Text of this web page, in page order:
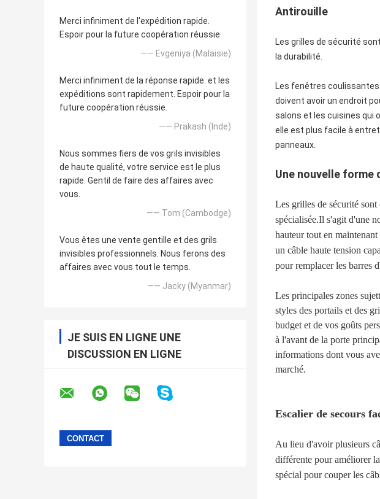
Merci infiniment de l'expédition rapide.
Espoir pour la future coopération réussie.
—— Evgeniya (Malaisie)
Merci infiniment de la réponse rapide. et les
expéditions sont rapidement. Espoir pour la
future coopération réussie.
—— Prakash (Inde)
Nous sommes fiers de vos grils invisibles
de haute qualité, votre service est le plus
rapide. Gentil de faire des affaires avec
vous.
—— Tom (Cambodge)
Vous êtes une vente gentille et des grils
invisibles professionnels. Nous ferons des
affaires avec vous tout le temps.
—— Jacky (Myanmar)
JE SUIS EN LIGNE UNE
DISCUSSION EN LIGNE
Antirouille
Les grilles de sécurité
la durabilité.
Les fenêtres
doivent avoir un endroit
salons et les cuisines qui
elle est plus facile à
panneaux.
Une nouvelle forme
Les grilles de sécurité
spécialisée.Il s'agit d'une
hauteur tout en
un câble haute tension
pour remplacer les barres
Les principales zones
styles des portails et des
budget et de vos goûts
à l'avant de la porte
informations dont vous
marché.
Escalier de secours
Au lieu d'avoir plusieurs
différente pour améliorer
spécial pour couper les